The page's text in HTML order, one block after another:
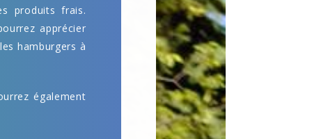
produits frais.
apprécier
hamburgers à
également